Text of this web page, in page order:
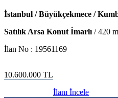
İstanbul / Büyükçekmece /
Satılık Arsa Konut İmarlı /420
İlan No : 19561169
10.600.000 TL
İlanı İncele